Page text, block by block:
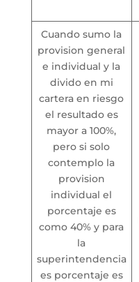
Cuando sumo la
provision general
e individual y la
divido en mi
cartera en riesgo
el resultado es
mayor a 100%,
pero si solo
contemplo la
provision
individual el
porcentaje es
como 40% y para
la
superintendencia
es porcentaje es